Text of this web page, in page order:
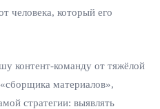
человека, который его
контент‑команду от тяжёлой
материалов»,
стратегии: выявлять